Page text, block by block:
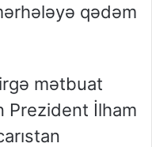
qədəm
mətbuat
Prezident İlham